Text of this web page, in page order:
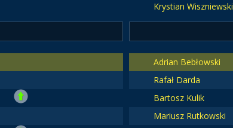
Krystian Wiszniewski
Adrian Bebłowski
Rafał Darda
Bartosz Kulik
Mariusz Rutkowski